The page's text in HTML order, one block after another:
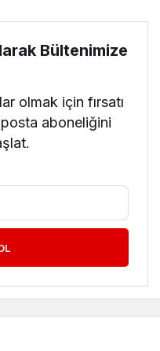
Bültenimize
olmak için fırsatı
aboneliğini